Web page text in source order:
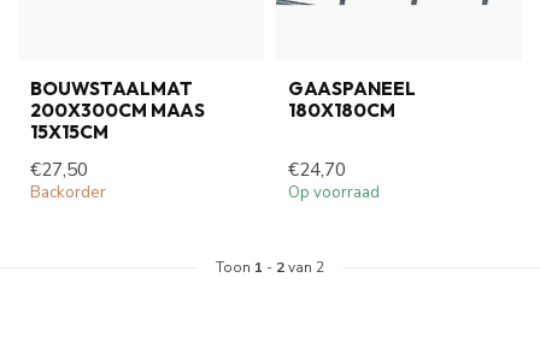
BOUWSTAALMAT
200X300CM MAAS
15X15CM
€27,50
Backorder
GAASPANEEL
180X180CM
€24,70
Op voorraad
Toon 1 - 2van 2